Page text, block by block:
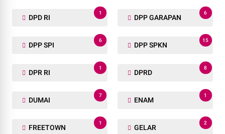
DPD RI
1
DPP GARAPAN
6
DPP SPI
6
DPP SPKN
15
DPR RI
1
DPRD
8
DUMAI
7
ENAM
1
FREETOWN
1
GELAR
2